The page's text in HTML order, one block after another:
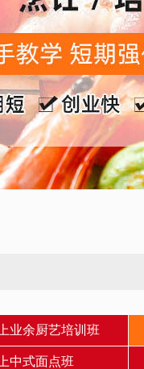
业余厨艺培训班
中式面点班